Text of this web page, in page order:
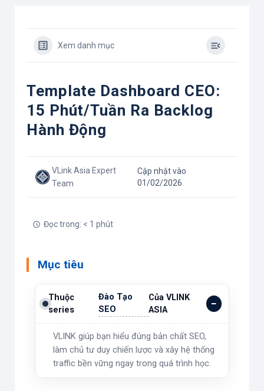
Xem danh mục
Template Dashboard CEO:
15 Phút/tuần Ra Backlog
Hành Động
VLink Asia Expert
Team
Cập nhật vào
01/02/2026
Đọc trong: < 1 phút
Mục tiêu
Thuộc
series
Đào Tạo
SEO
Của VLINK
ASIA
VLINK giúp bạn hiểu đúng bản chất SEO,
làm chủ tư duy chiến lược và xây hệ thống
traffic bền vững ngay trong quá trình học.